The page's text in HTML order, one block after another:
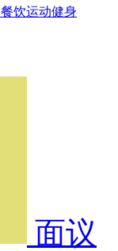
餐饮运动健身
面议